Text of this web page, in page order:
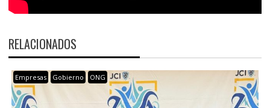
RELACIONADOS
Empresas Gobierno ONG